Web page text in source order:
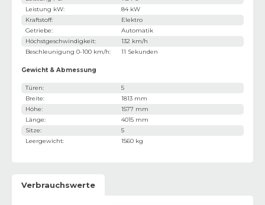
Leistung kW:
84 kW
Kraftstoff:
Elektro
Getriebe:
Automatik
Höchstgeschwindigkeit:
132 km/h
Beschleunigung 0-100 km/h: 11 Sekunden
Gewicht & Abmessung
Türen:
5
Breite:
1813 mm
Höhe:
1577 mm
Länge:
4015 mm
Sitze:
5
Leergewicht: 1560 kg
Verbrauchswerte